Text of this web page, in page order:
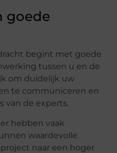
goede
begint met goede
tussen u en de
om duidelijk uw
te communiceren en
van de experts.
hebben vaak
waardevolle
naar een hoger